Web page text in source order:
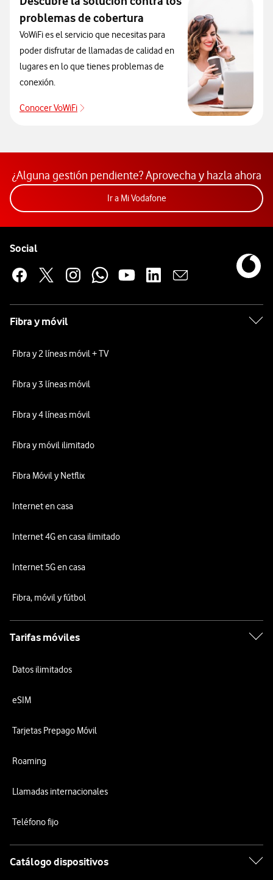
problemas de cobertura
VoWiFi es el servicio que necesitas para
poder disfrutar de llamadas de calidad en
lugares en lo que tienes problemas de
conexión.
Conocer VoWiFi
Descubre la solución contra los problemas de
¿Alguna gestión pendiente? Aprovecha y hazla ahora
Ir a Mi VodafoneAcceder a la app Mi
Social
Fibra y móvil
Fibra y 2 líneas móvil + TV
Fibra y 3 líneas móvil
Fibra y 4 líneas móvil
Fibra y móvil ilimitado
Fibra Móvil y Netflix
Internet en casa
Internet 4G en casa ilimitado
Internet 5G en casa
Fibra, móvil y fútbol
Tarifas móviles
Datos ilimitados
eSIM
Tarjetas Prepago Móvil
Roaming
Llamadas internacionales
Teléfono fijo
Catálogo dispositivos